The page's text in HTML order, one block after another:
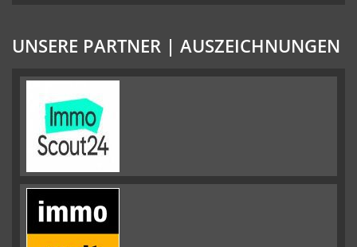
UNSERE PARTNER | AUSZEICHNUNGEN